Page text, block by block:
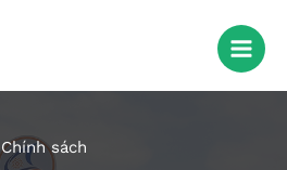
Chính sách